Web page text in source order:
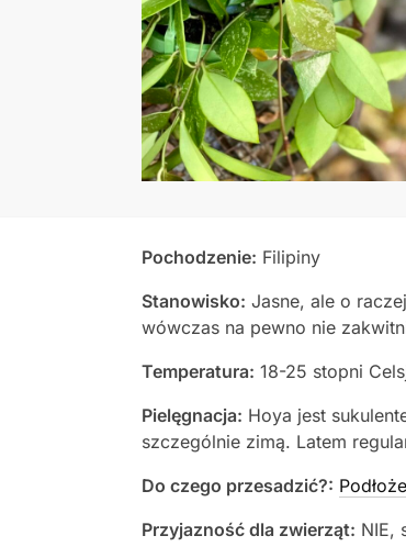
Pochodzenie: Filipiny
Stanowisko: Jasne, ale o
wówczas na pewno nie
Temperatura: 18-25 stopni
Pielęgnacja: Hoya jest
szczególnie zimą. Latem
Do czego przesadzić?:
Przyjazność dla zwierząt: NIE,